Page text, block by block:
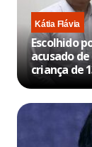
Kátia Flávia
Escolhido
acusado
criança de